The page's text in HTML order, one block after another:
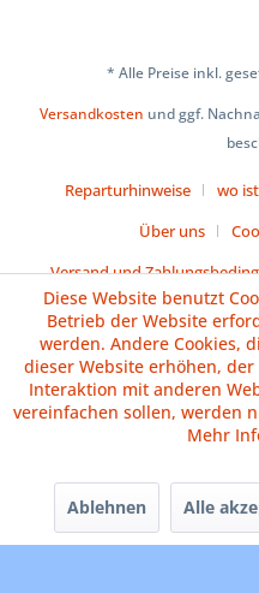
* Alle Preise inkl.
Versandkosten und ggf.
Reparturhinweise
wo
Über uns
Versand und
Widerrufsrecht
Vertrag
Diese Website benutzt
Betrieb der Website
werden. Andere Cookies,
dieser Website erhöhen,
Interaktion mit anderen
vereinfachen sollen, werden
Mehr
Ablehnen Alle